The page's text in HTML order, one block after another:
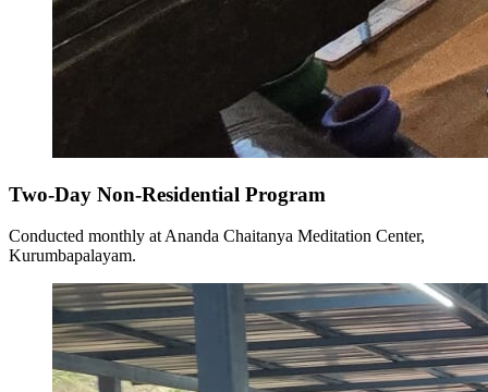
Two-Day Non-Residential Program
Conducted monthly at Ananda Chaitanya Meditation Center,
Kurumbapalayam.